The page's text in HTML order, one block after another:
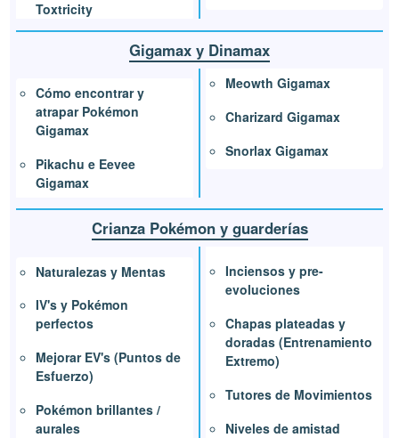
Toxtricity
Gigamax y Dinamax
Cómo encontrar y
atrapar Pokémon
Gigamax
Pikachu e Eevee
Gigamax
Meowth Gigamax
Charizard Gigamax
Snorlax Gigamax
Crianza Pokémon y guarderías
Naturalezas y Mentas
IV's y Pokémon
perfectos
Mejorar EV's (Puntos de
Esfuerzo)
Pokémon brillantes /
aurales
Inciensos y pre-
evoluciones
Chapas plateadas y
doradas (Entrenamiento
Extremo)
Tutores de Movimientos
Niveles de amistad